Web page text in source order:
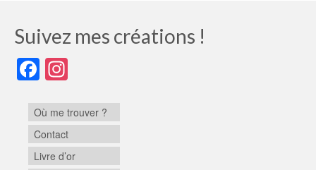
Suivez mes créations !
Facebook
Où me trouver ?
Contact
Livre d’or